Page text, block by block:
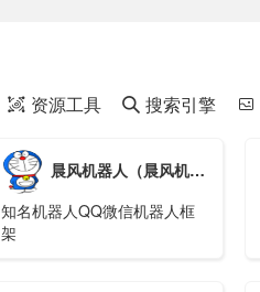
 资源工具  搜索引擎 
晨风机器人（晨风机器人还能用吗）
知名机器人QQ微信机器人框
架